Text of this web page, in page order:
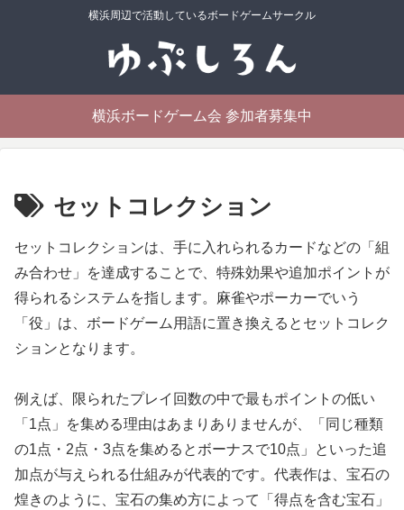
横浜周辺で活動しているボードゲームサークル
横浜ボードゲーム会 参加者募集中
セットコレクション
セットコレクションは、手に入れられるカードなどの「組
み合わせ」を達成することで、特殊効果や追加ポイントが
得られるシステムを指します。麻雀やポーカーでいう
「役」は、ボードゲーム用語に置き換えるとセットコレク
ションとなります。
例えば、限られたプレイ回数の中で最もポイントの低い
「1点」を集める理由はあまりありませんが、「同じ種類
の1点・2点・3点を集めるとボーナスで10点」といった追
加点が与えられる仕組みが代表的です。代表作は、宝石の
煌きのように、宝石の集め方によって「得点を含む宝石」